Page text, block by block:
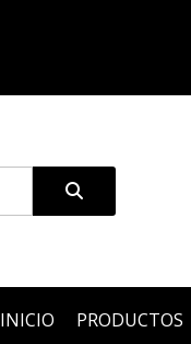
INICIO PRODUCTOS